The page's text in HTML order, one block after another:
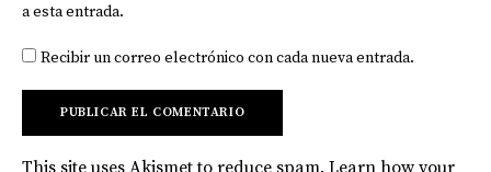
a esta entrada.
Recibir un correo electrónico con cada nueva entrada.
This site uses Akismet to reduce spam. Learn how your